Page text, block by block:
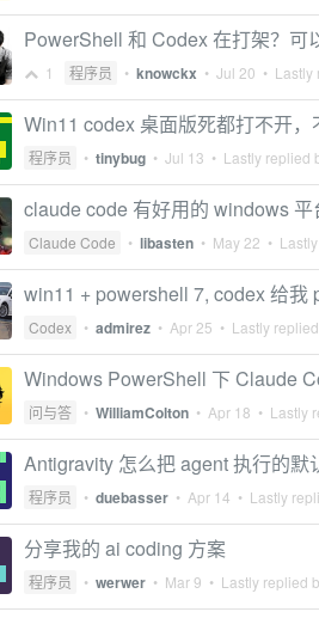
PowerShell 和 Codex 在打架？可
1 程序员 • knowckx • Jul 20 • Lastly
Win11 codex 桌面版死都打不开
程序员 • tinybug • Jul 13 • Lastly replied
claude code 有好用的 windows 平
Claude Code • libasten • May 22 •
win11 + powershell 7, codex 给我
Codex • admirez • Apr 25 • Lastly
Windows PowerShell 下 Claude
问与答 • WilliamColton • Apr 18 • Lastly
Antigravity 怎么把 agent 执行的默
程序员 • duebasser • Apr 14 • Lastly
分享我的 ai coding 方案
程序员 • werwer • Mar 9 • Lastly replied